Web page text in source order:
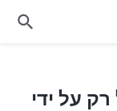
על ידי